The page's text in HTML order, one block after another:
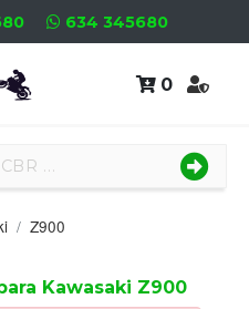
634 345680
0
Z900
Kawasaki Z900